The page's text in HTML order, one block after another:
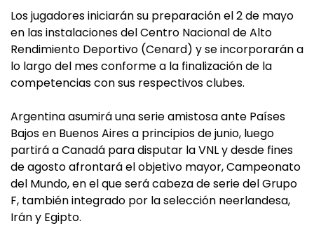
Los jugadores iniciarán su preparación el 2 de mayo
en las instalaciones del Centro Nacional de Alto
Rendimiento Deportivo (Cenard) y se incorporarán a
lo largo del mes conforme a la finalización de la
competencias con sus respectivos clubes.
Argentina asumirá una serie amistosa ante Países
Bajos en Buenos Aires a principios de junio, luego
partirá a Canadá para disputar la VNL y desde fines
de agosto afrontará el objetivo mayor, Campeonato
del Mundo, en el que será cabeza de serie del Grupo
F, también integrado por la selección neerlandesa,
Irán y Egipto.